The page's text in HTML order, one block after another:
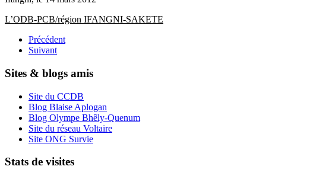
L’ODB-PCB/région IFANGNI-SAKETE
Précédent
Suivant
Sites & blogs amis
Site du CCDB
Blog Blaise Aplogan
Blog Olympe Bhêly-Quenum
Site du réseau Voltaire
Site ONG Survie
Stats de visites